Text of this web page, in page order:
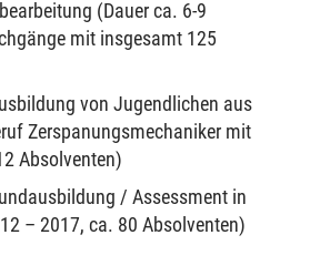
(Dauer ca. 6-9
mit insgesamt 125
von Jugendlichen aus
Zerspanungsmechaniker mit
Absolventen)
/ Assessment in
– 2017, ca. 80 Absolventen)